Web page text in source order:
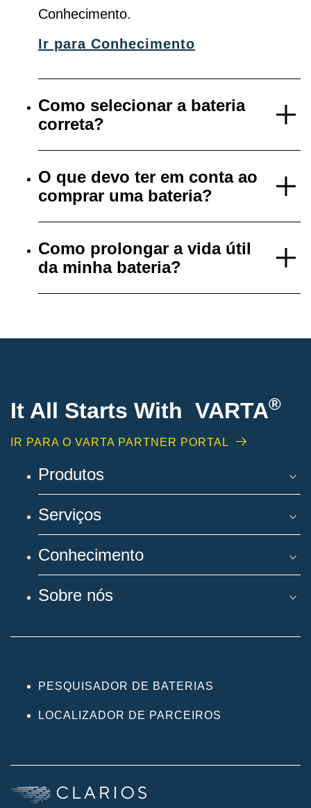
Conhecimento.
Ir para Conhecimento
Como selecionar a bateria
correta?
O que devo ter em conta ao
comprar uma bateria?
Como prolongar a vida útil
da minha bateria?
It All Starts With VARTA®
IR PARA O VARTA PARTNER PORTAL
Produtos
Serviços
Conhecimento
Sobre nós
PESQUISADOR DE BATERIAS
LOCALIZADOR DE PARCEIROS